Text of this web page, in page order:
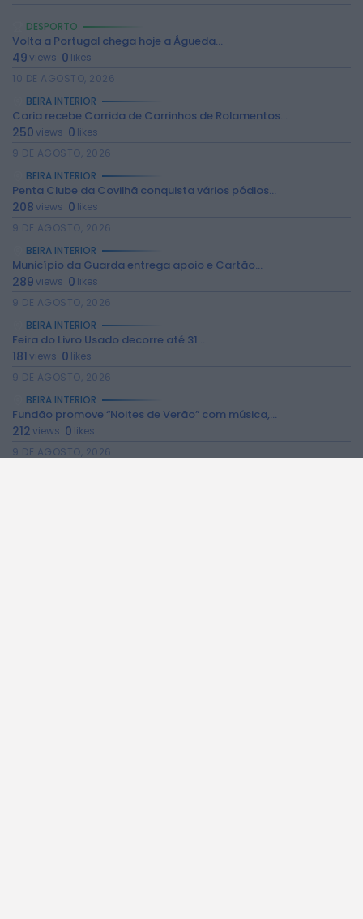
2026 Rádio Caria. Todos os direitos
DESPORTO
Volta a Portugal chega hoje a Águeda...
49views 0 likes
10 DE AGOSTO, 2026
BEIRA INTERIOR
Caria recebe Corrida de Carrinhos de Rolamentos...
250views 0 likes
9 DE AGOSTO, 2026
BEIRA INTERIOR
Penta Clube da Covilhã conquista vários pódios...
208views 0 likes
9 DE AGOSTO, 2026
BEIRA INTERIOR
Município da Guarda entrega apoio e Cartão...
289views 0 likes
9 DE AGOSTO, 2026
BEIRA INTERIOR
Feira do Livro Usado decorre até 31...
181views 0 likes
9 DE AGOSTO, 2026
BEIRA INTERIOR
Fundão promove “Noites de Verão” com música,...
212views 0 likes
9 DE AGOSTO, 2026